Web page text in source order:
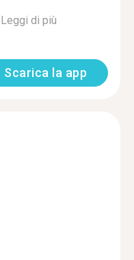
Leggi di più
Scarica la app